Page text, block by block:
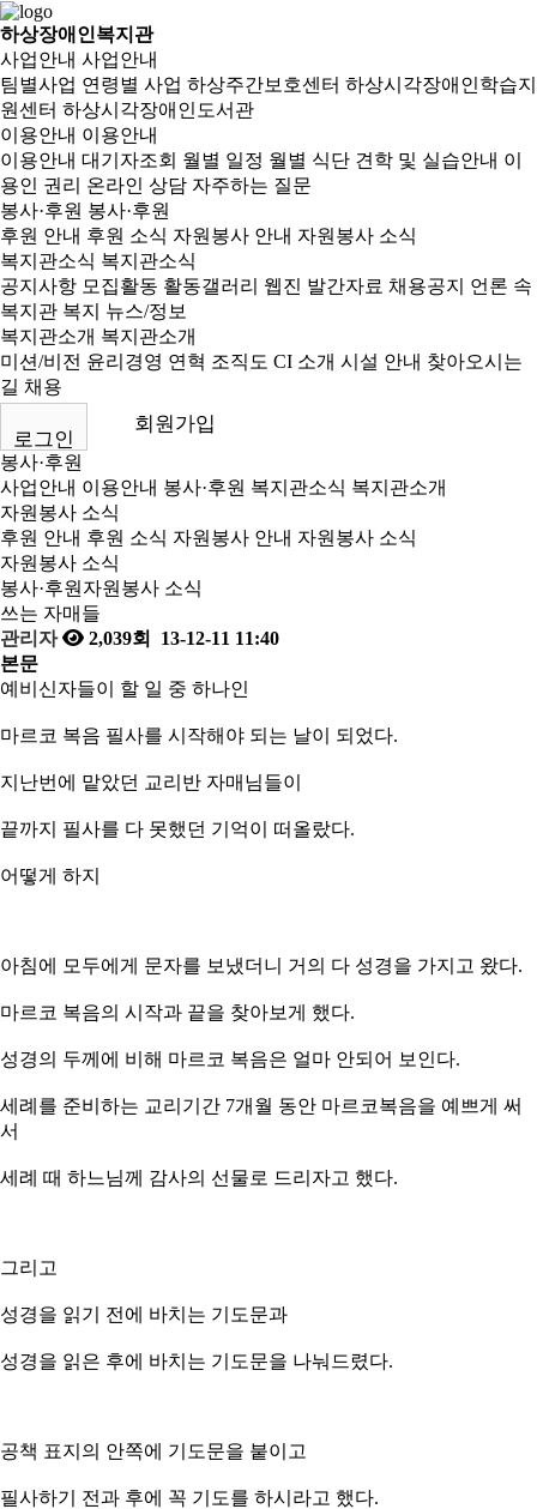
하상장애인복지관
사업안내 사업안내
팀별사업 연령별 사업 하상주간보호센터 하상시각장애인학습지
원센터 하상시각장애인도서관
이용안내 이용안내
이용안내 대기자조회 월별 일정 월별 식단 견학 및 실습안내 이
용인 권리 온라인 상담 자주하는 질문
봉사·후원 봉사·후원
후원 안내 후원 소식 자원봉사 안내 자원봉사 소식
복지관소식 복지관소식
공지사항 모집활동 활동갤러리 웹진 발간자료 채용공지
언론 속
복지관 복지 뉴스/정보
복지관소개 복지관소개
미션/비전 윤리경영 연혁 조직도 CI 소개 시설 안내 찾아오시는
길 채용
로그인
회원가입
봉사·후원
사업안내 이용안내 봉사·후원 복지관소식 복지관소개
자원봉사 소식
후원 안내 후원 소식 자원봉사 안내 자원봉사 소식
자원봉사 소식
봉사·후원 자원봉사 소식
쓰는 자매들
관리자
2,039회
13-12-11 11:40
본문
예비신자들이 할 일 중 하나인
마르코 복음 필사를 시작해야 되는 날이 되었다.
지난번에 맡았던 교리반 자매님들이
끝까지 필사를 다 못했던 기억이 떠올랐다.
어떻게 하지
아침에 모두에게 문자를 보냈더니 거의 다 성경을 가지고 왔다.
마르코 복음의 시작과 끝을 찾아보게 했다.
성경의 두께에 비해 마르코 복음은 얼마 안되어 보인다.
세례를 준비하는 교리기간 7개월 동안 마르코복음을 예쁘게 써
서
세례 때 하느님께 감사의 선물로 드리자고 했다.
그리고
성경을 읽기 전에 바치는 기도문과
성경을 읽은 후에 바치는 기도문을 나눠드렸다.
공책 표지의 안쪽에 기도문을 붙이고
필사하기 전과 후에 꼭 기도를 하시라고 했다.